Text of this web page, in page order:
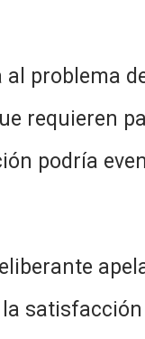
problema
requieren
podría